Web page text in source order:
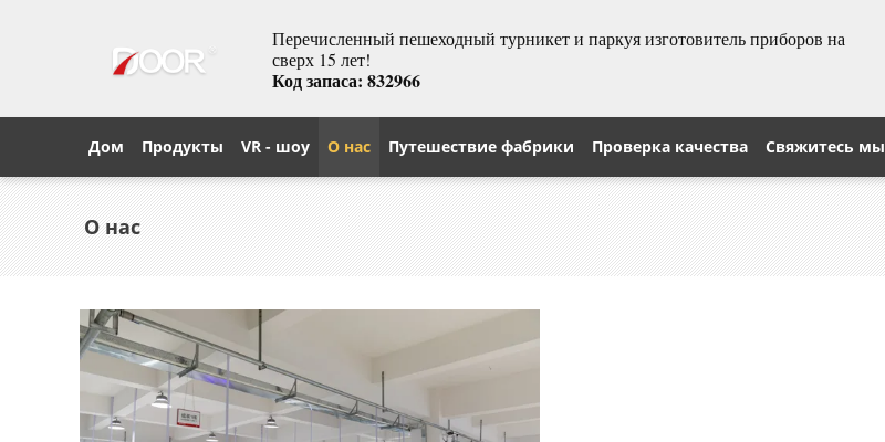
Перечисленный пешеходный турникет и паркуя изготовитель приборов на
сверх 15 лет!
Код запаса: 832966
Дом Продукты VR - шоу О нас Путешествие фабрики Проверка качества Свяжитесь мы
О нас